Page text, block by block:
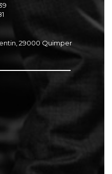
29000 Quimper